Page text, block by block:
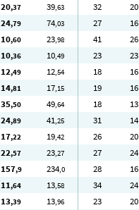
20,37 39,63 32 20
24,79 74,03 27 16
10,60 23,98 41 26
10,36 10,49 23 23
12,49 12,54 18 16
14,81 17,15 19 16
35,50 49,64 18 13
24,89 41,25 31 14
17,22 19,42 26 20
22,57 23,27 27 24
157,9 234,0 28 16
11,64 13,58 34 24
13,39 13,96 23 20